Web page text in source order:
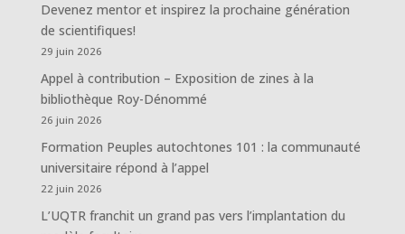
Devenez mentor et inspirez la prochaine génération
de scientifiques!
29 juin 2026
Appel à contribution – Exposition de zines à la
bibliothèque Roy-Dénommé
26 juin 2026
Formation Peuples autochtones 101 : la communauté
universitaire répond à l’appel
22 juin 2026
L’UQTR franchit un grand pas vers l’implantation du